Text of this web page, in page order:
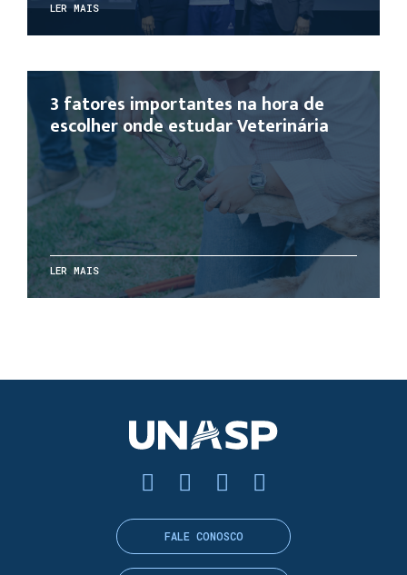
LER MAIS
3 fatores importantes na hora de
escolher onde estudar Veterinária
LER MAIS
FALE CONOSCO